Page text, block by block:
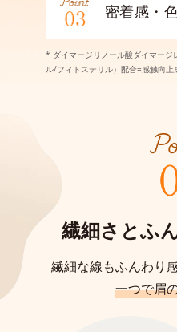
密着感・
* ダイマージリノール酸ダイマージ
ル/フィトステリル）配合=感触向上
繊細さとふ
繊細な線もふんわり
一つで眉